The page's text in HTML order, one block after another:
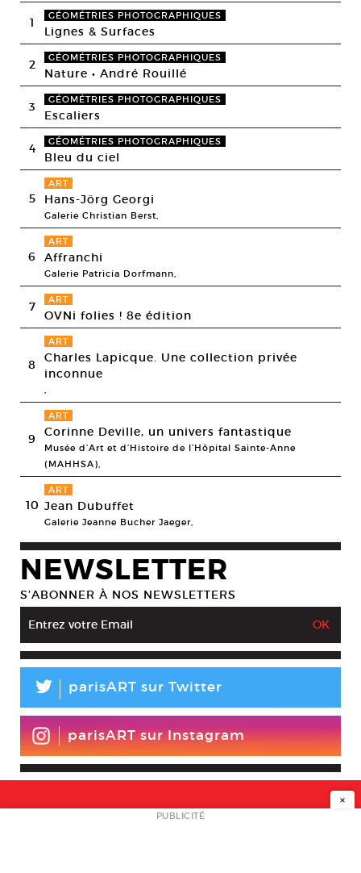
1 GÉOMÉTRIES PHOTOGRAPHIQUES
Lignes & Surfaces
2 GÉOMÉTRIES PHOTOGRAPHIQUES
Nature • André Rouillé
3 GÉOMÉTRIES PHOTOGRAPHIQUES
Escaliers
4 GÉOMÉTRIES PHOTOGRAPHIQUES
Bleu du ciel
5
ART
Hans-Jörg Georgi
Galerie Christian Berst,
6
ART
Affranchi
Galerie Patricia Dorfmann,
7 ART
OVNi folies ! 8e édition
8
ART
Charles Lapicque. Une collection privée
inconnue
,
9
ART
Corinne Deville, un univers fantastique
Musée d’Art et d’Histoire de l’Hôpital Sainte-Anne
(MAHHSA),
10
ART
Jean Dubuffet
Galerie Jeanne Bucher Jaeger,
NEWSLETTER
S’ABONNER À NOS NEWSLETTERS
L parisART sur Twitter
parisART sur Instagram
NEWSLETTER
×
PUBLICITÉ